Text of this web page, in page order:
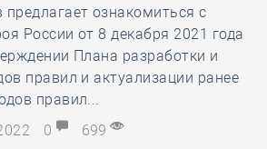
ознакомиться с
России от 8 декабря 2021 года
Плана разработки и
правил и актуализации ранее
правил...
0 699